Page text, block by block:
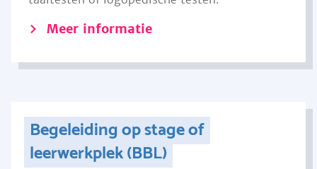
Meer informatie
Begeleiding op stage of
leerwerkplek (BBL)